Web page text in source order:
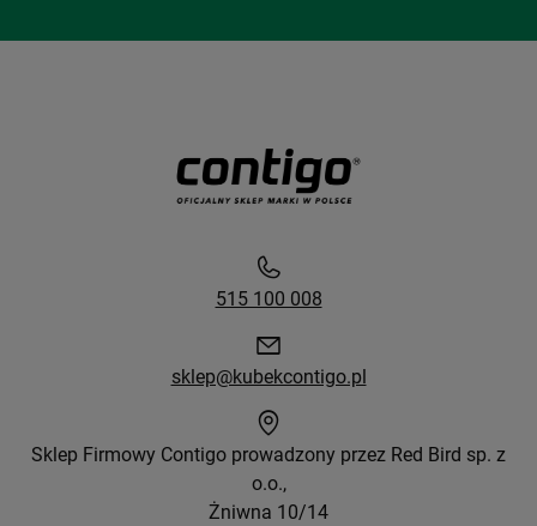
515 100 008
sklep@kubekcontigo.pl
Sklep Firmowy Contigo prowadzony przez Red Bird sp. z
o.o.,
Żniwna 10/14